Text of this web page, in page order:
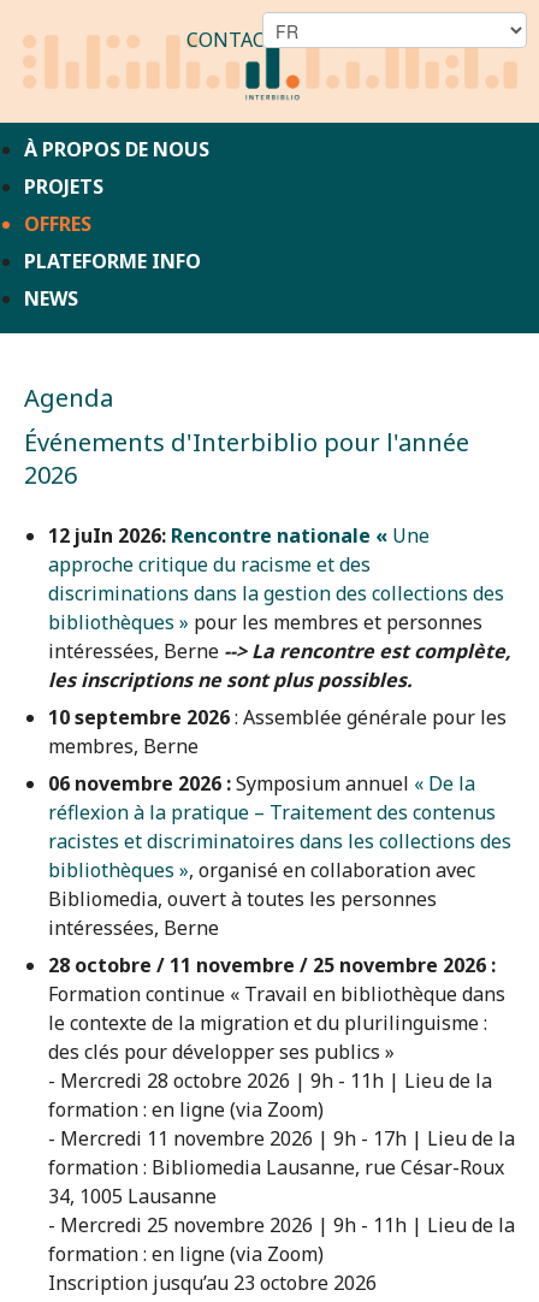
CONTACT
À PROPOS DE NOUS
PROJETS
OFFRES
PLATEFORME INFO
NEWS
Agenda
Événements d'Interbiblio pour l'année
2026
12 juIn 2026: Rencontre nationale « Une
approche critique du racisme et des
discriminations dans la gestion des collections des
bibliothèques » pour les membres et personnes
intéressées, Berne --> La rencontre est complète,
les inscriptions ne sont plus possibles.
10 septembre 2026: Assemblée générale pour les
membres, Berne
06 novembre 2026 :Symposium annuel « De la
réflexion à la pratique – Traitement des contenus
racistes et discriminatoires dans les collections des
bibliothèques », organisé en collaboration avec
Bibliomedia, ouvert à toutes les personnes
intéressées, Berne
28 octobre / 11 novembre / 25 novembre 2026 :
Formation continue « Travail en bibliothèque dans
le contexte de la migration et du plurilinguisme :
des clés pour développer ses publics »
- Mercredi 28 octobre 2026 | 9h - 11h | Lieu de la
formation : en ligne (via Zoom)
- Mercredi 11 novembre 2026 | 9h - 17h | Lieu de la
formation : Bibliomedia Lausanne, rue César-Roux
34, 1005 Lausanne
- Mercredi 25 novembre 2026 | 9h - 11h | Lieu de la
formation : en ligne (via Zoom)
Inscription jusqu’au 23 octobre 2026